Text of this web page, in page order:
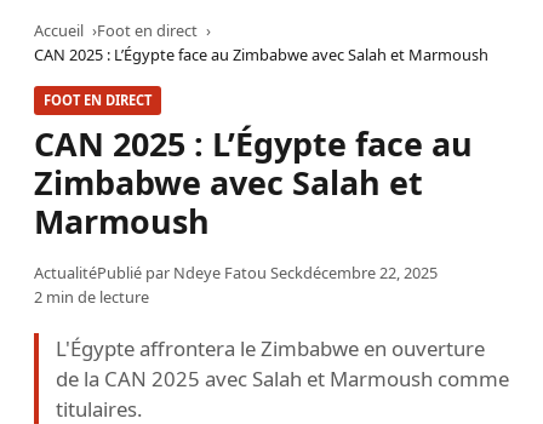
Accueil
Foot en direct
CAN 2025 : L’Égypte face au Zimbabwe avec Salah et Marmoush
FOOT EN DIRECT
CAN 2025 : L’Égypte face au
Zimbabwe avec Salah et
Marmoush
ActualitéPublié par Ndeye Fatou Seckdécembre 22, 2025
2 min de lecture
L'Égypte affrontera le Zimbabwe en ouverture
de la CAN 2025 avec Salah et Marmoush comme
titulaires.